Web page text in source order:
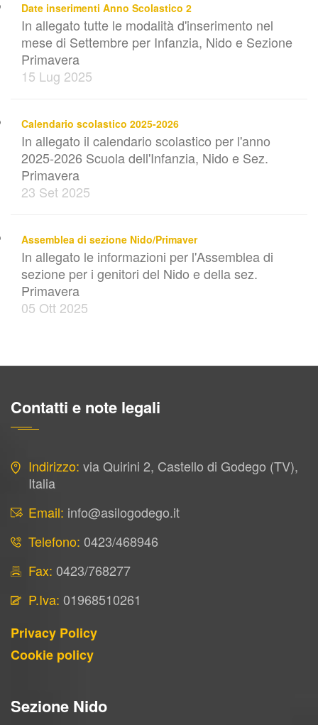
Date inserimenti Anno Scolastico 2
In allegato tutte le modalità d'inserimento nel
mese di Settembre per Infanzia, Nido e Sezione
Primavera
15 Lug 2025
Calendario scolastico 2025-2026
In allegato il calendario scolastico per l'anno
2025-2026 Scuola dell'Infanzia, Nido e Sez.
Primavera
23 Set 2025
Assemblea di sezione Nido/Primaver
In allegato le informazioni per l'Assemblea di
sezione per i genitori del Nido e della sez.
Primavera
05 Ott 2025
Contatti e note legali
Indirizzo: via Quirini 2, Castello di Godego (TV),
Italia
Email: info@asilogodego.it
Telefono: 0423/468946
Fax: 0423/768277
P.Iva: 01968510261
Privacy Policy
Cookie policy
Sezione Nido